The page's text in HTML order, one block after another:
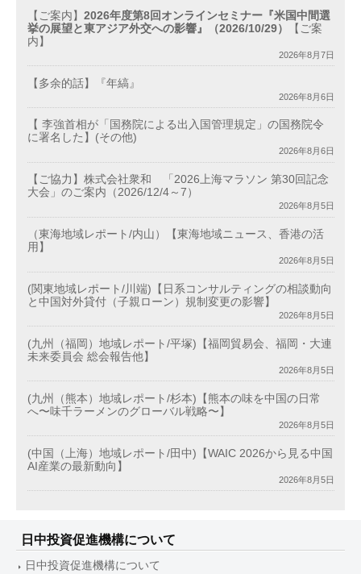
【ご案内】 2026年度第8回オンラインセミナー『米国中間選
挙の展望と東アジア外交への影響』（2026/10/29）
【ご案
内】
2026年8月7日
【多余的話】『年縞』
2026年8月6日
【 李強首相が「国務院による出入国管理規定」の国務院令
に署名した】(その他)
2026年8月6日
【ご協力】株式会社衆和 「2026上海マラソン 第30回記念
大会」のご案内（2026/12/4～7）
2026年8月5日
（東海地域レポート/内山）【東海地域ニュース、香港の活
用】
2026年8月5日
(関東地域レポート/川端)【日系コンサルティングの相談動向
と中国対外貸付（子親ローン）規制変更の影響】
2026年8月5日
(九州（福岡）地域レポート/平塚)【福岡貿易会、福岡・大連
未来委員会 総会報告他】
2026年8月5日
(九州（熊本）地域レポート/杉本)【熊本の味を中国の日常
へ〜味千ラーメンのグローバル戦略〜】
2026年8月5日
(中国（上海）地域レポート/田中)【WAIC 2026から見る中国
AI産業の最新動向】
2026年8月5日
日中投資促進機構について
日中投資促進機構について